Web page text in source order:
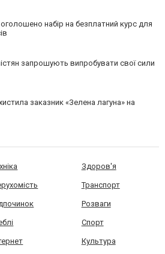
набір на безплатний курс для
запрошують випробувати свої сили
заказник «Зелена лагуна» на
Здоров'я
Транспорт
Розваги
Спорт
Культура